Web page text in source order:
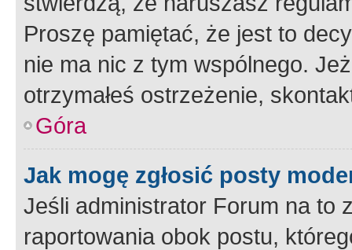
Proszę pamiętać, że jest to
nie ma nic z tym wspólnego.
otrzymałeś ostrzeżenie,
Góra
Jak mogę zgłosić posty
Jeśli administrator Forum na to
raportowania obok postu,